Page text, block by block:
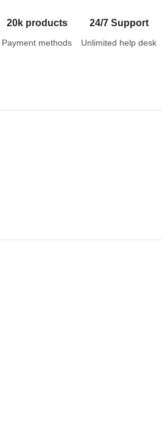
20k products
Payment methods
24/7 Support
Unlimited help desk